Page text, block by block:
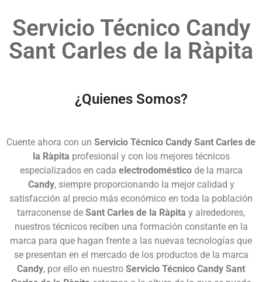
Servicio Técnico Candy
Sant Carles de la Ràpita
¿Quienes Somos?
Cuente ahora con un Servicio Técnico Candy Sant Carles de
la Ràpita profesional y con los mejores técnicos
especializados en cada electrodomésticode la marca
Candy, siempre proporcionando la mejor calidad y
satisfacción al precio más económico en toda la población
tarraconense de Sant Carles de la Ràpita y alrededores,
nuestros técnicos reciben una formación constante en la
marca para que hagan frente a las nuevas tecnologías que
se presentan en el mercado de los productos de la marca
Candy, por ello en nuestro Servicio Técnico Candy Sant